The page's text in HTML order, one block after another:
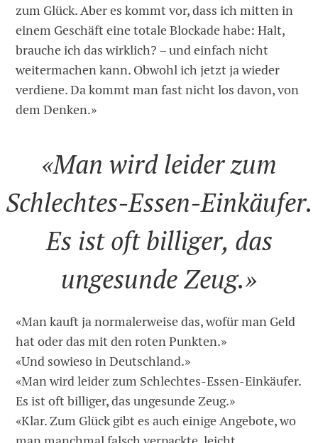
zum Glück. Aber es kommt vor, dass ich mitten in
einem Geschäft eine ­totale Blockade habe: Halt,
brauche ich das wirklich? – und einfach nicht
weitermachen kann. Obwohl ich jetzt ja wieder
verdiene. Da kommt man fast nicht los ­davon, von
dem Denken.»
«Man wird leider zum
Schlechtes-Essen-Einkäufer.
Es ist oft billiger, das
ungesunde Zeug.»
«Man kauft ja normalerweise das, wofür man Geld
hat oder das mit den roten Punkten.»
«Und sowieso in Deutschland.»
«Man wird leider zum Schlechtes-Essen-Einkäufer.
Es ist oft billiger, das ungesunde Zeug.»
«Klar. Zum Glück gibt es auch einige Angebote, wo